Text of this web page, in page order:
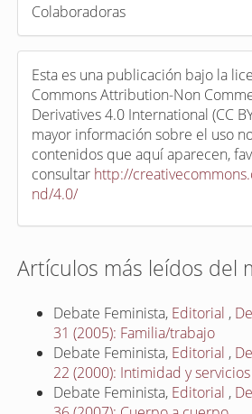
Colaboradoras
Esta es una publicación bajo la
Commons Attribution-Non
Derivatives 4.0 International (CC
mayor información sobre el uso
contenidos que aquí aparecen,
consultar http://
nd/4.0/
Artículos más leídos del
Debate Feminista, Editorial ,
31 (2005): Familia/trabajo
Debate Feminista, Editorial ,
22 (2000): Intimidad y servicios
Debate Feminista, Editorial ,